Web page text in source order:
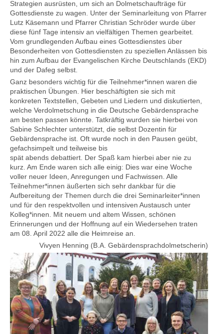
Strategien ausrüsten, um sich an Dolmetschaufträge für
Gottesdienste zu wagen. Unter der Seminarleitung von Pfarrer
Lutz Käsemann und Pfarrer Christian Schröder wurde über
diese fünf Tage intensiv an vielfältigen Themen gearbeitet.
Vom grundlegenden Aufbau eines Gottesdienstes über
Besonderheiten von Gottesdiensten zu speziellen Anlässen bis
hin zum Aufbau der Evangelischen Kirche Deutschlands (EKD)
und der Dafeg selbst.
Ganz besonders wichtig für die Teilnehmer*innen waren die
praktischen Übungen. Hier beschäftigten sie sich mit
konkreten Textstellen, Gebeten und Liedern und diskutierten,
welche Verdolmetschung in die Deutsche Gebärdensprache
am besten passen könnte. Tatkräftig wurden sie hierbei von
Sabine Schlechter unterstützt, die selbst Dozentin für
Gebärdensprache ist. Oft wurde noch in den Pausen geübt,
gefachsimpelt und teilweise bis
spät abends debattiert. Der Spaß kam hierbei aber nie zu
kurz. Am Ende waren sich alle einig: Dies war eine Woche
voller neuer Ideen, Anregungen und Fachwissen. Alle
Teilnehmer*innen äußerten sich sehr dankbar für die
Aufbereitung der Themen durch die drei Seminarleiter*innen
und für den respektvollen und intensiven Austausch unter
Kolleg*innen. Mit neuem und altem Wissen, schönen
Erinnerungen und der Hoffnung auf ein Wiedersehen traten
am 08. April 2022 alle die Heimreise an.
Vivyen Henning (B.A. Gebärdensprachdolmetscherin)